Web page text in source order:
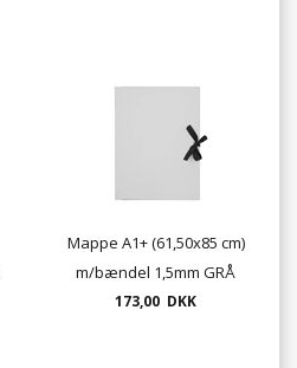
Mappe A1+ (61,50x85 cm)
m/bændel 1,5mm GRÅ
syrefri karton med 3
173,00 DKK